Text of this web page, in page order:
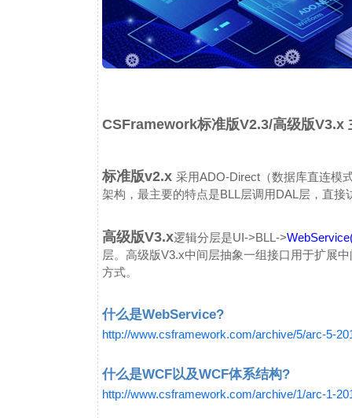
CSFramework标准版V2.3/高级版V3.x
标准版v2.x 采用ADO-Direct（数据库直连模
架构，最主要的特点是BLL层调用DAL层，直接
高级版V3.x逻辑分层是UI->BLL->
层。高级版V3.x中间层抽象一组接口用于扩展
方式。
什么是WebService?
http://www.csframework.com/archive/5/arc-5-
什么是WCF以及WCF体系结构?
http://www.csframework.com/archive/1/arc-1-